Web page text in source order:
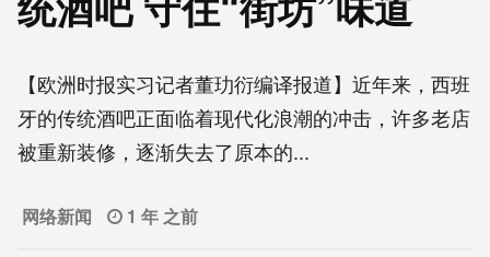
【欧洲时报实习记者董玏衍编译报道】近年来，西班
牙的传统酒吧正面临着现代化浪潮的冲击，许多老店
被重新装修，逐渐失去了原本的...
网络新闻 1 年 之前